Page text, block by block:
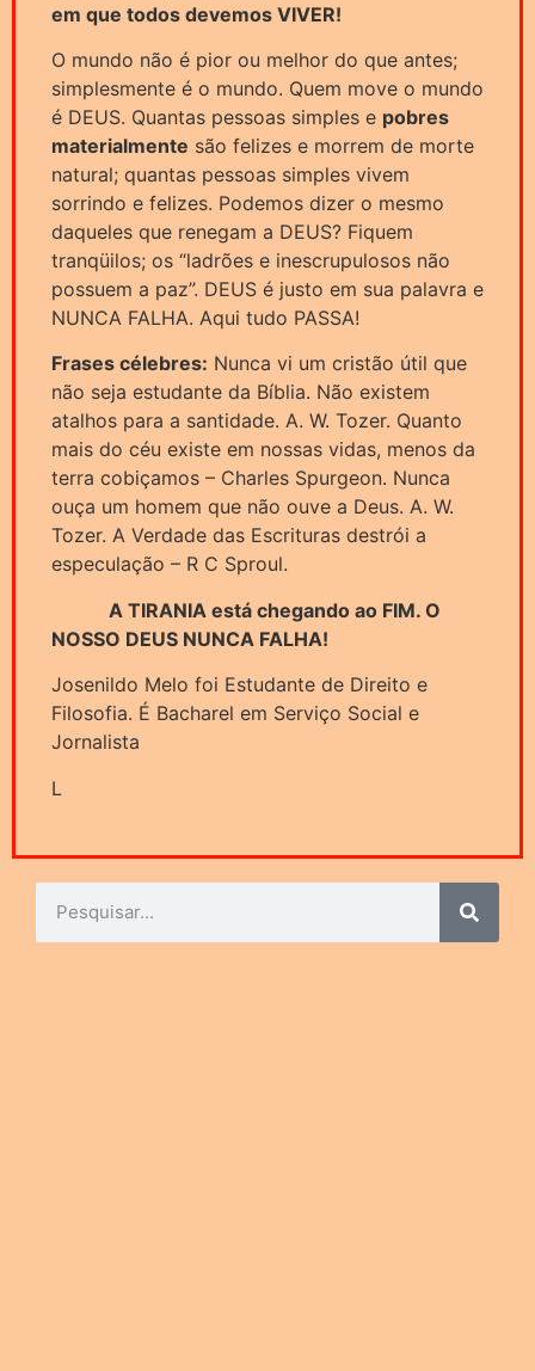
em que todos devemos VIVER!
O mundo não é pior ou melhor do que antes;
simplesmente é o mundo. Quem move o mundo
é DEUS. Quantas pessoas simples e pobres
materialmente são felizes e morrem de morte
natural; quantas pessoas simples vivem
sorrindo e felizes. Podemos dizer o mesmo
daqueles que renegam a DEUS? Fiquem
tranqüilos; os “ladrões e inescrupulosos não
possuem a paz”. DEUS é justo em sua palavra e
NUNCA FALHA. Aqui tudo PASSA!
Frases célebres: Nunca vi um cristão útil que
não seja estudante da Bíblia. Não existem
atalhos para a santidade. A. W. Tozer. Quanto
mais do céu existe em nossas vidas, menos da
terra cobiçamos – Charles Spurgeon. Nunca
ouça um homem que não ouve a Deus. A. W.
Tozer. A Verdade das Escrituras destrói a
especulação – R C Sproul.
A TIRANIA está chegando ao FIM. O
NOSSO DEUS NUNCA FALHA!
Josenildo Melo foi Estudante de Direito e
Filosofia. É Bacharel em Serviço Social e
Jornalista
L